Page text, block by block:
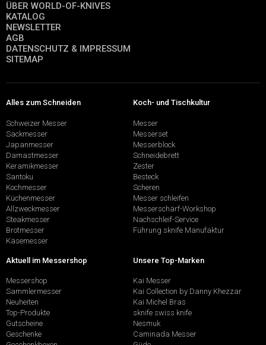
ÜBER WORLD-OF-KNIVES
KATALOG
NEWSLETTER
AGB
DATENSCHUTZ & IMPRESSUM
SITEMAP
Alles zum Schneiden
Schweizer Messer
Sackmesser
Japanmesser
Damastmesser
Keramikmesser
Santoku
Kochmesser
Küchenmesser
Allzweckmesser
Steakmesser
Brotmesser
Käsemesser
Koch- und Tischkultur
Messer
Messerset
Messerblock
Schneidebrett
Zester
Besteck
Scheren
Messer schleifen
Messerschärf-Workshop
Nachschleif-Service
Führung sknife Manufaktur
Aktuell im Messershop
Messershop
Sammlermesser
Neuheiten
Top-Produkte
Gutscheine
Geschenke
Unsere Top-Marken
Kai Messer
Kai Collection by Danny Khezzar
Kai Michel Bras
sknife swiss knife
Nesmuk
Caminada Messer